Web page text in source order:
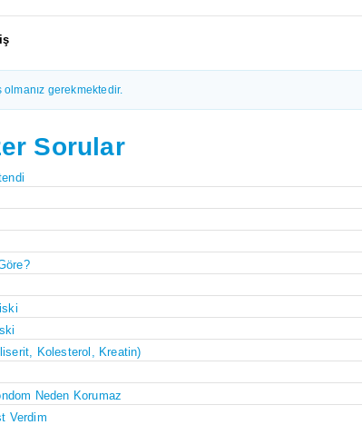
gerekmektedir.
Sorular
Kolesterol, Kreatin)
Neden Korumaz
Verdim